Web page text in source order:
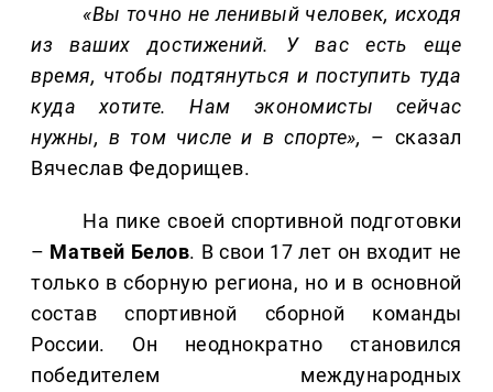
«Вы точно не ленивый человек, исходя
из ваших достижений. У вас есть еще
время, чтобы подтянуться и поступить туда
куда хотите. Нам экономисты сейчас
нужны, в том числе и в спорте», – сказал
Вячеслав Федорищев.
На пике своей спортивной подготовки
– Матвей Белов. В свои 17 лет он входит не
только в сборную региона, но и в основной
состав спортивной сборной команды
России. Он неоднократно становился
победителем международных